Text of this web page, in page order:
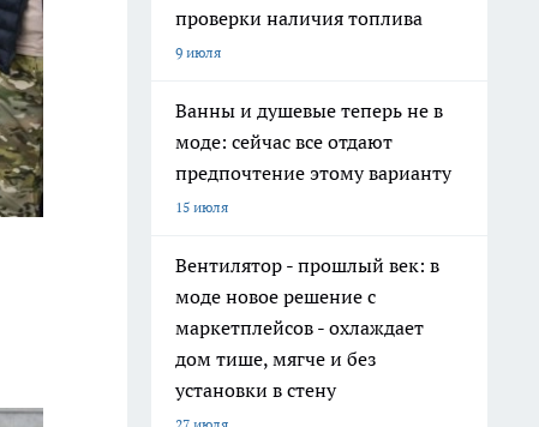
проверки наличия топлива
9 июля
Ванны и душевые теперь не в
моде: сейчас все отдают
предпочтение этому варианту
15 июля
Вентилятор - прошлый век: в
моде новое решение с
маркетплейсов - охлаждает
дом тише, мягче и без
установки в стену